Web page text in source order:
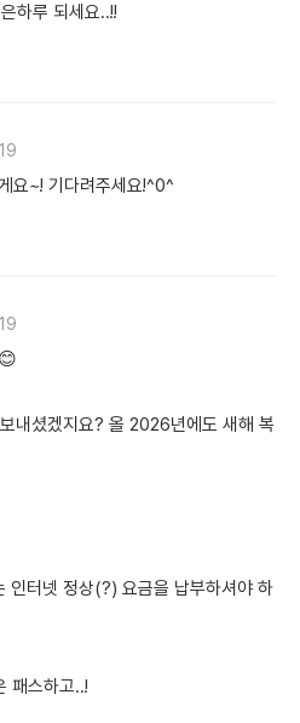
하루 되세요..!!
요~! 기다려주세요!^0^
내셨겠지요? 올 2026년에도 새해 복
인터넷 정상(?) 요금을 납부하셔야 하
패스하고..!